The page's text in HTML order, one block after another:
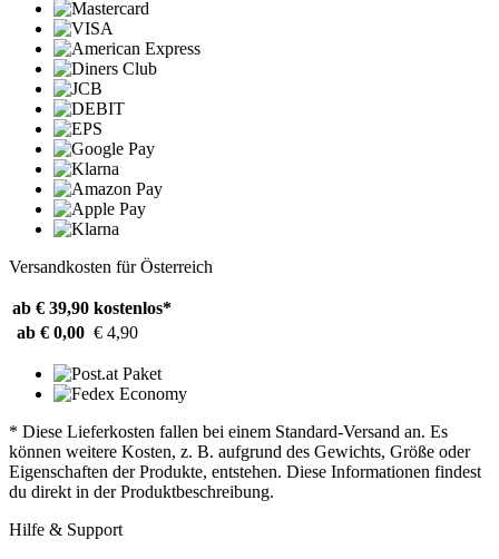
Versandkosten für Österreich
ab € 39,90 kostenlos*
ab € 0,00 € 4,90
* Diese Lieferkosten fallen bei einem Standard-Versand an. Es
können weitere Kosten, z. B. aufgrund des Gewichts, Größe oder
Eigenschaften der Produkte, entstehen. Diese Informationen findest
du direkt in der Produktbeschreibung.
Hilfe & Support